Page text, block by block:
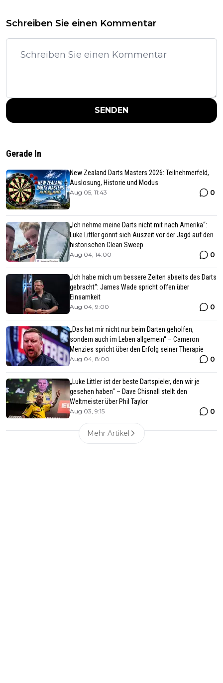
Schreiben Sie einen Kommentar
SENDEN
Gerade In
New Zealand Darts Masters 2026: Teilnehmerfeld,
Auslosung, Historie und Modus
Aug 05, 11:43 0
„Ich nehme meine Darts nicht mit nach Amerika“:
Luke Littler gönnt sich Auszeit vor der Jagd auf den
historischen Clean Sweep
Aug 04, 14:00 0
„Ich habe mich um bessere Zeiten abseits des Darts
gebracht“: James Wade spricht offen über
Einsamkeit
Aug 04, 9:00 0
„Das hat mir nicht nur beim Darten geholfen,
sondern auch im Leben allgemein“ – Cameron
Menzies spricht über den Erfolg seiner Therapie
Aug 04, 8:00 0
„Luke Littler ist der beste Dartspieler, den wir je
gesehen haben“ – Dave Chisnall stellt den
Weltmeister über Phil Taylor
Aug 03, 9:15 0
Mehr Artikel